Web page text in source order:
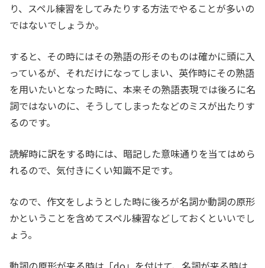
り、スペル練習をしてみたりする方法でやることが多いの
ではないでしょうか。
すると、その時にはその熟語の形そのものは確かに頭に入
っているが、それだけになってしまい、英作時にその熟語
を用いたいとなった時に、本来その熟語表現では後ろに名
詞ではないのに、そうしてしまったなどのミスが出たりす
るのです。
読解時に訳をする時には、暗記した意味通りを当てはめら
れるので、気付きにくい知識不足です。
なので、作文をしようとした時に後ろが名詞か動詞の原形
かということを含めてスペル練習などしておくといいでし
ょう。